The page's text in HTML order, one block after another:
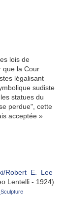
lois de
que la Cour
légalisant
sudiste
statues du
perdue", cette
acceptée »
Robert_E._Lee
Lentelli - 1924)